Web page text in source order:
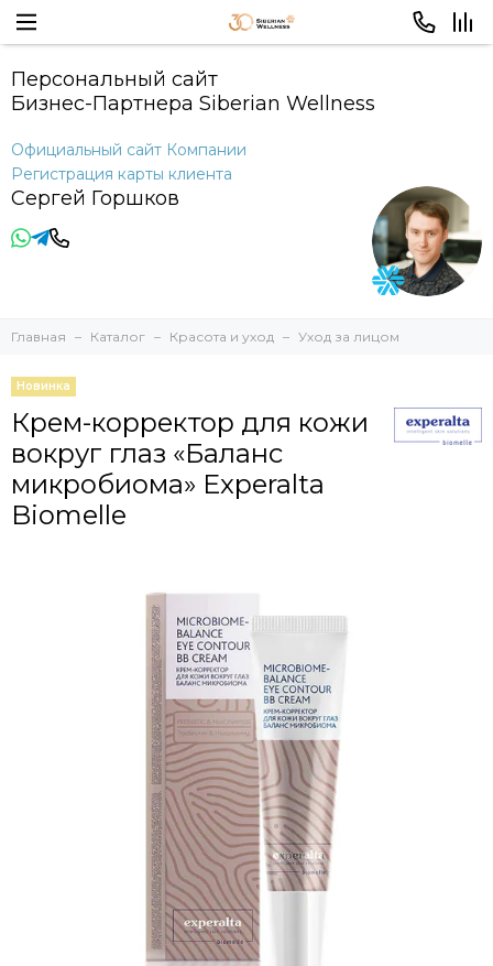
Персональный сайт
Бизнес-Партнера Siberian Wellness
Официальный сайт Компании
Регистрация карты клиента
Сергей Горшков
Главная Каталог Красота и уход Уход за лицом
Новинка
Крем-корректор для кожи
вокруг глаз «Баланс
микробиома» Experalta
Biomelle